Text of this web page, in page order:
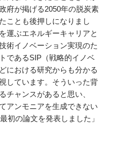
府が掲げる2050年の脱炭素
ことも後押しになりまし
運ぶエネルギーキャリアと
術イノベーション実現のた
であるSIP（戦略的イノベ
における研究からも分かる
しています。そういった背
チャンスがあると思い、
アンモニアを生成できない
初の論文を発表しました」